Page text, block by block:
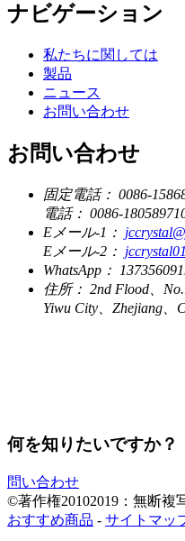
ナビゲーション
私たちに関しては
製品
ニュース
お問い合わせ
お問い合わせ
固定電話： 0086-
電話： 0086-
Eメール-1：
Eメール-2：
WhatsApp：
住所： 2nd Flood、
Yiwu City、Zhejiang、
何を知りたいですか？
問い合わせ
©著作権20102019：無断複
おすすめ商品 - サイトマッ